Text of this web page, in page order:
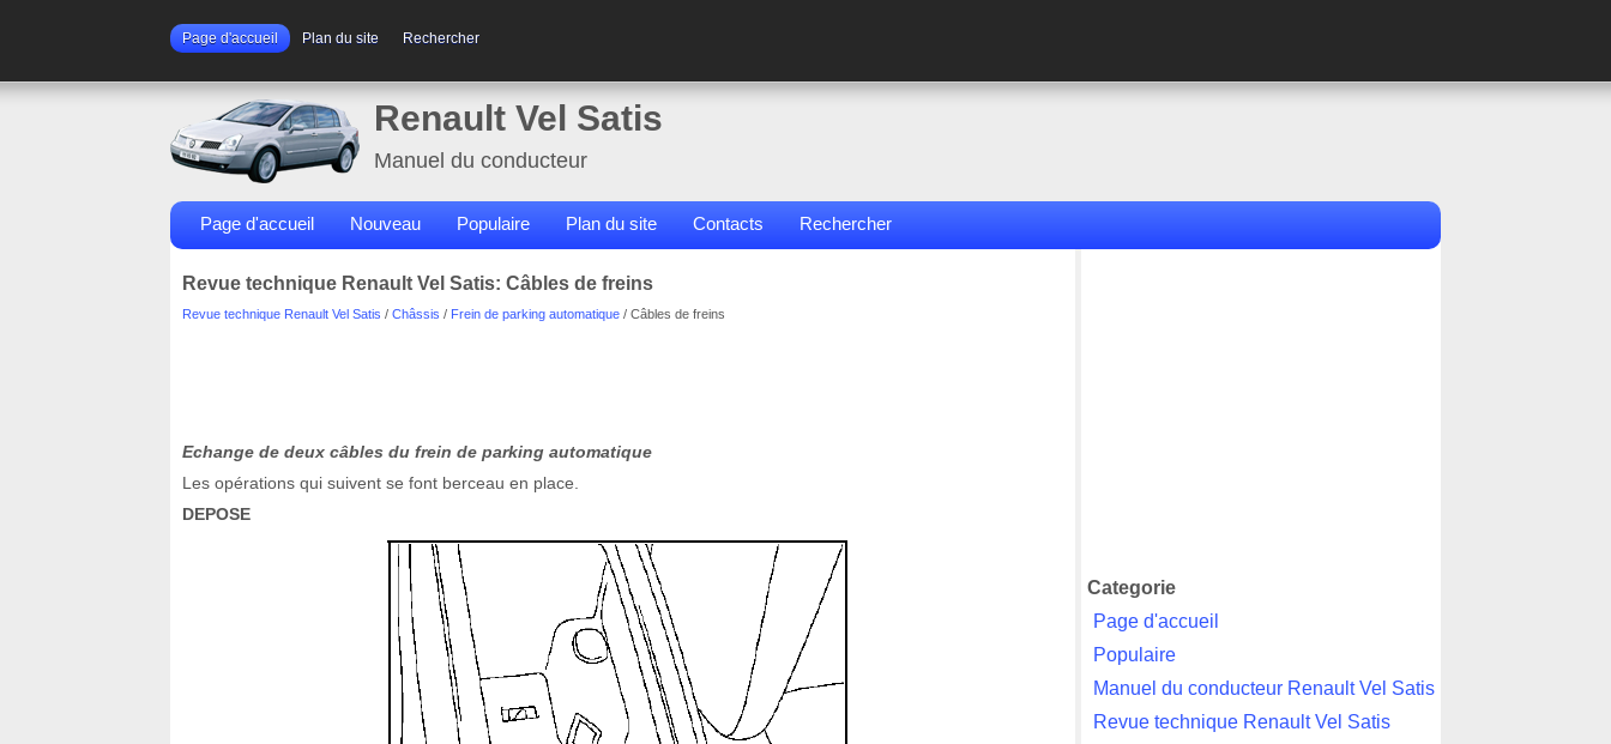
Page d'accueil Plan du site Rechercher
Renault Vel Satis
Manuel du conducteur
Page d'accueil Nouveau Populaire Plan du site Contacts Rechercher
Revue technique Renault Vel Satis: Câbles de freins
Revue technique Renault Vel Satis / Châssis / Frein de parking automatique / Câbles de freins
Echange de deux câbles du frein de parking automatique
Les opérations qui suivent se font berceau en place.
DEPOSE
Categorie
Page d'accueil
Populaire
Manuel du conducteur Renault Vel Satis
Revue technique Renault Vel Satis